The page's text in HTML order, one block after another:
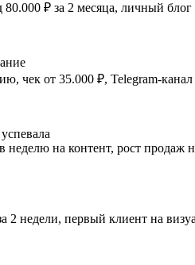
₽ за 2 месяца, личный блог
чек от 35.000 ₽, Telegram-
на контент, рост продаж
2 недели, первый клиент на